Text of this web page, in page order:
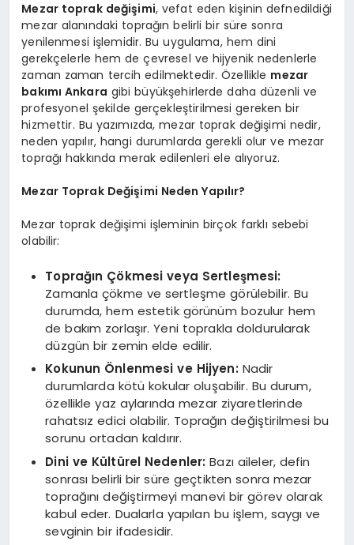
Mezar toprak değişimi, vefat eden kişinin defnedildiği
mezar alanındaki toprağın belirli bir süre sonra
yenilenmesi işlemidir. Bu uygulama, hem dini
gerekçelerle hem de çevresel ve hijyenik nedenlerle
zaman zaman tercih edilmektedir. Özellikle mezar
bakımı Ankara gibi büyükşehirlerde daha düzenli ve
profesyonel şekilde gerçekleştirilmesi gereken bir
hizmettir. Bu yazımızda, mezar toprak değişimi nedir,
neden yapılır, hangi durumlarda gerekli olur ve mezar
toprağı hakkında merak edilenleri ele alıyoruz.
Mezar Toprak Değişimi Neden Yapılır?
Mezar toprak değişimi işleminin birçok farklı sebebi
olabilir:
Toprağın Çökmesi veya Sertleşmesi:
Zamanla çökme ve sertleşme görülebilir. Bu
durumda, hem estetik görünüm bozulur hem
de bakım zorlaşır. Yeni toprakla doldurularak
düzgün bir zemin elde edilir.
Kokunun Önlenmesi ve Hijyen: Nadir
durumlarda kötü kokular oluşabilir. Bu durum,
özellikle yaz aylarında mezar ziyaretlerinde
rahatsız edici olabilir. Toprağın değiştirilmesi bu
sorunu ortadan kaldırır.
Dini ve Kültürel Nedenler: Bazı aileler, defin
sonrası belirli bir süre geçtikten sonra mezar
toprağını değiştirmeyi manevi bir görev olarak
kabul eder. Dualarla yapılan bu işlem, saygı ve
sevginin bir ifadesidir.